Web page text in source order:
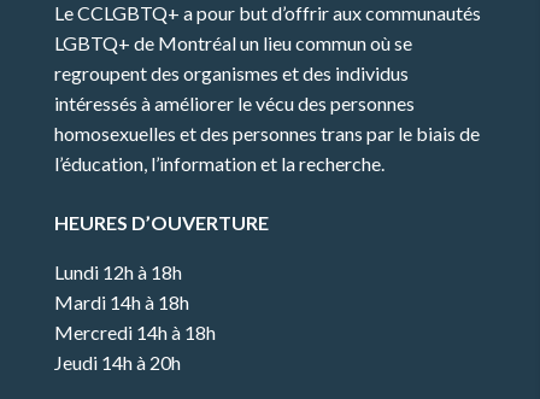
Le CCLGBTQ+ a pour but d’offrir aux communautés
LGBTQ+ de Montréal un lieu commun où se
regroupent des organismes et des individus
intéressés à améliorer le vécu des personnes
homosexuelles et des personnes trans par le biais de
l’éducation, l’information et la recherche.
HEURES D’OUVERTURE
Lundi 12h à 18h
Mardi 14h à 18h
Mercredi 14h à 18h
Jeudi 14h à 20h